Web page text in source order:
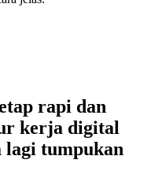
rapi dan
kerja digital
lagi tumpukan